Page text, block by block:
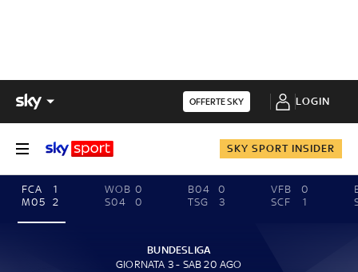
OFFERTE SKY LOGIN
SKY SPORT INSIDER
FCA
1
M05
2
WOB 0
S04
0
B04
0
TSG
3
VFB
0
SCF
1
BUNDESLIGA
GIORNATA 3 - SAB 20 AGO